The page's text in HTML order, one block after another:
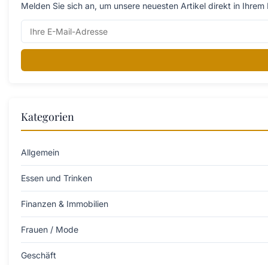
Melden Sie sich an, um unsere neuesten Artikel direkt in
Kategorien
Allgemein
Essen und Trinken
Finanzen & Immobilien
Frauen / Mode
Geschäft